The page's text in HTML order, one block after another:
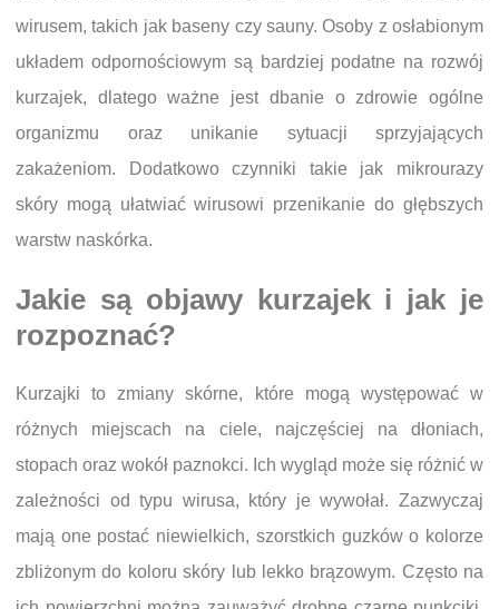
wirusem, takich jak baseny czy sauny. Osoby z osłabionym
układem odpornościowym są bardziej podatne na rozwój
kurzajek, dlatego ważne jest dbanie o zdrowie ogólne
organizmu oraz unikanie sytuacji sprzyjających
zakażeniom. Dodatkowo czynniki takie jak mikrourazy
skóry mogą ułatwiać wirusowi przenikanie do głębszych
warstw naskórka.
Jakie są objawy kurzajek i jak je
rozpoznać?
Kurzajki to zmiany skórne, które mogą występować w
różnych miejscach na ciele, najczęściej na dłoniach,
stopach oraz wokół paznokci. Ich wygląd może się różnić w
zależności od typu wirusa, który je wywołał. Zazwyczaj
mają one postać niewielkich, szorstkich guzków o kolorze
zbliżonym do koloru skóry lub lekko brązowym. Często na